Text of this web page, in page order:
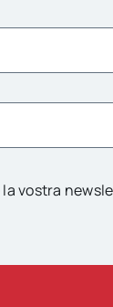
vostra